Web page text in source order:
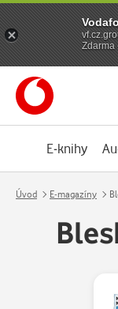
E-knihy
Úvod E-magazíny
Zdarma